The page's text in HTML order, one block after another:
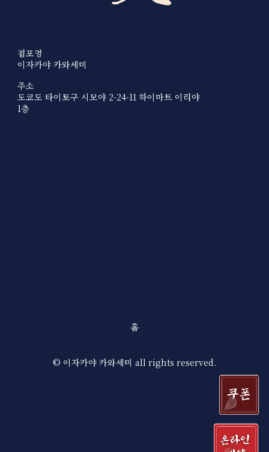
점포명
이자카야 카와세미
주소
도쿄도 타이토구 시모야 2-24-11 하이마트 이리야
1층
홈
© 이자카야 카와세미 all rights reserved.